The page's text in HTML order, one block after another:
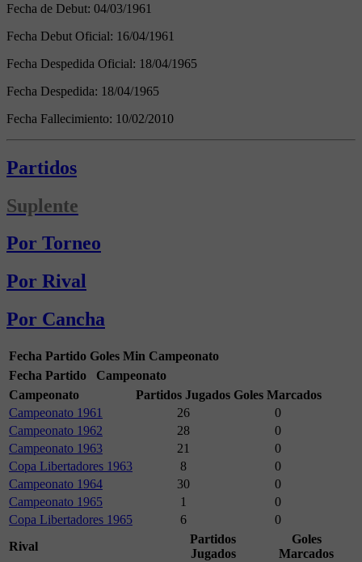
Fecha de Debut: 04/03/1961
Fecha Debut Oficial: 16/04/1961
Fecha Despedida Oficial: 18/04/1965
Fecha Despedida: 18/04/1965
Fecha Fallecimiento: 10/02/2010
Partidos
Suplente
Por Torneo
Por Rival
Por Cancha
Fecha Partido Goles Min Campeonato
Fecha Partido
Campeonato
Campeonato
Partidos Jugados Goles Marcados
Campeonato 1961
26
0
Campeonato 1962
28
0
Campeonato 1963
21
0
Copa Libertadores 1963
8
0
Campeonato 1964
30
0
Campeonato 1965
1
0
Copa Libertadores 1965
6
0
Rival
Partidos
Jugados
Goles
Marcados